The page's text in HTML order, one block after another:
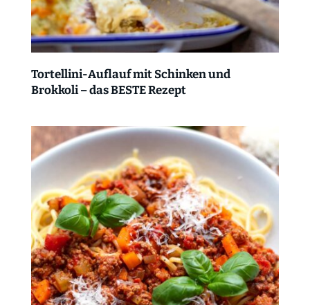
Tortellini-Auflauf mit Schinken und
Brokkoli – das BESTE Rezept